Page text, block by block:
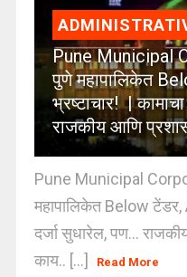
Pune Municipal
पुणे महापालिकेत
भ्रष्टाचार! |
राजकीय आणि
Pune Municipal
महापालिकेत Below टेंडर,
दर्जा सुधारेल, पण…
काय.. [...]
Read More